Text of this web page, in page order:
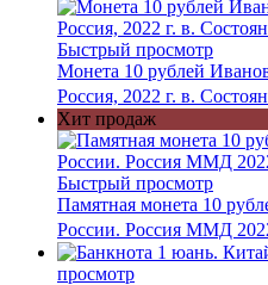
Быстрый просмотр
Монета 10 рублей
Россия, 2022 г. в.
Хит продаж
Быстрый просмотр
Памятная монета 10
России. Россия ММД
просмотр